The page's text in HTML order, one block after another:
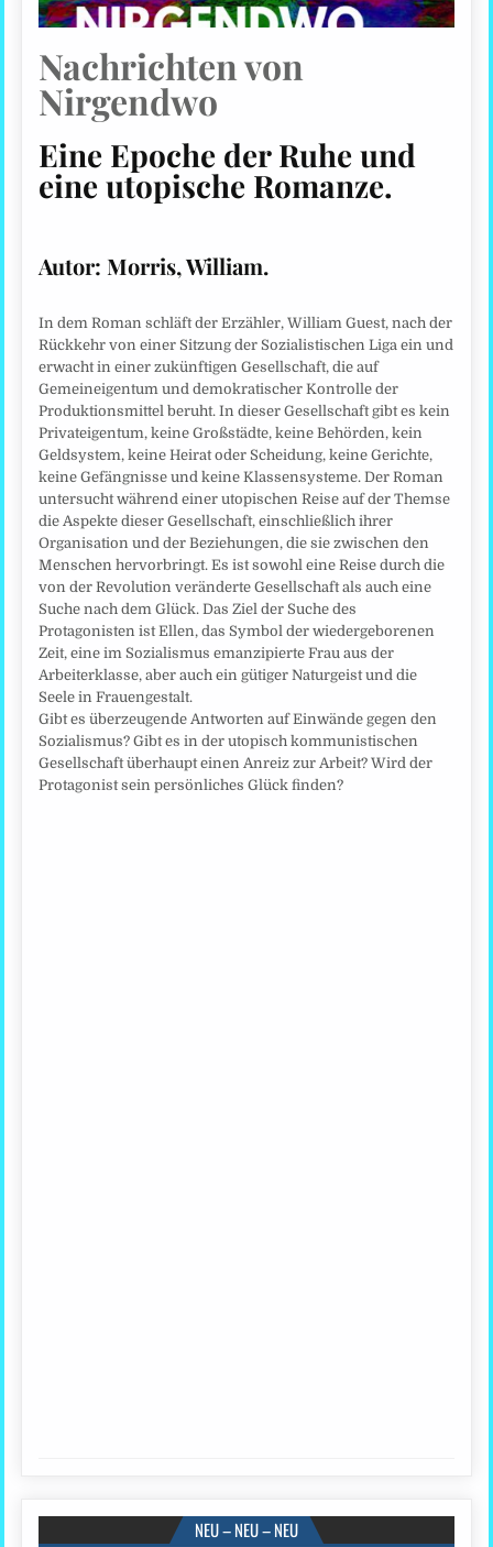
Nachrichten von
Nirgendwo
Eine Epoche der Ruhe und
eine utopische Romanze.
Autor: Morris, William.
In dem Roman schläft der Erzähler, William Guest, nach der
Rückkehr von einer Sitzung der Sozialistischen Liga ein und
erwacht in einer zukünftigen Gesellschaft, die auf
Gemeineigentum und demokratischer Kontrolle der
Produktionsmittel beruht. In dieser Gesellschaft gibt es kein
Privateigentum, keine Großstädte, keine Behörden, kein
Geldsystem, keine Heirat oder Scheidung, keine Gerichte,
keine Gefängnisse und keine Klassensysteme. Der Roman
untersucht während einer utopischen Reise auf der Themse
die Aspekte dieser Gesellschaft, einschließlich ihrer
Organisation und der Beziehungen, die sie zwischen den
Menschen hervorbringt. Es ist sowohl eine Reise durch die
von der Revolution veränderte Gesellschaft als auch eine
Suche nach dem Glück. Das Ziel der Suche des
Protagonisten ist Ellen, das Symbol der wiedergeborenen
Zeit, eine im Sozialismus emanzipierte Frau aus der
Arbeiterklasse, aber auch ein gütiger Naturgeist und die
Seele in Frauengestalt.
Gibt es überzeugende Antworten auf Einwände gegen den
Sozialismus? Gibt es in der utopisch kommunistischen
Gesellschaft überhaupt einen Anreiz zur Arbeit? Wird der
Protagonist sein persönliches Glück finden?
NEU – NEU – NEU